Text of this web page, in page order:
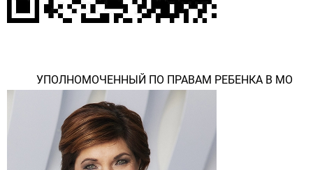
УПОЛНОМОЧЕННЫЙ ПО ПРАВАМ РЕБЕНКА В МО